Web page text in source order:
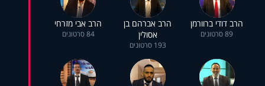
הרב דודי ברוורמן
89 סרטונים
הרב אברהם בן
אסולין
193 סרטונים
הרב אבי מזרחי
84 סרטונים